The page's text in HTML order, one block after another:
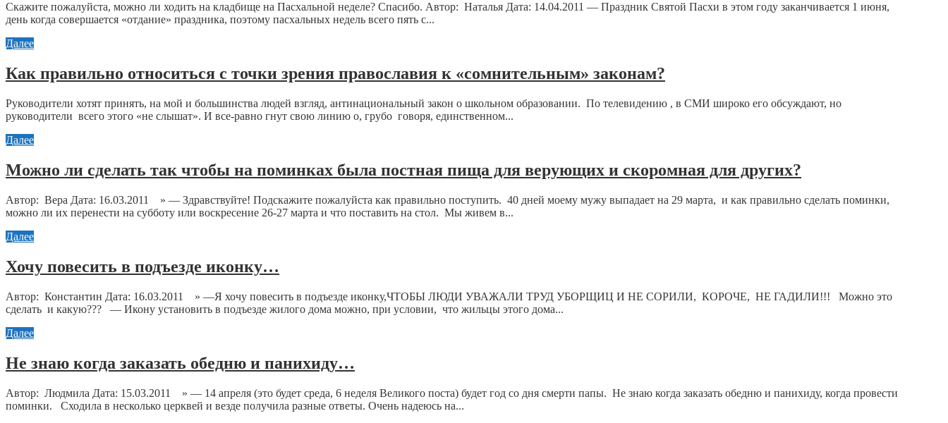
Скажите пожалуйста, можно ли ходить на кладбище на Пасхальной неделе? Спасибо. Автор: Наталья Дата: 14.04.2011 — Праздник Святой Пасхи в этом году заканчивается 1 июня,
день когда совершается «отдание» праздника, поэтому пасхальных недель всего пять с...
Далее
Как правильно относиться с точки зрения православия к «сомнительным» законам?
Руководители хотят принять, на мой и большинства людей взгляд, антинациональный закон о школьном образовании. По телевидению , в СМИ широко его обсуждают, но
руководители всего этого «не слышат». И все-равно гнут свою линию о, грубо говоря, единственном...
Далее
Можно ли сделать так чтобы на поминках была постная пища для верующих и скоромная для других?
Автор: Вера Дата: 16.03.2011 » — Здравствуйте! Подскажите пожалуйста как правильно поступить. 40 дней моему мужу выпадает на 29 марта, и как правильно сделать поминки,
можно ли их перенести на субботу или воскресение 26-27 марта и что поставить на стол. Мы живем в...
Далее
Хочу повесить в подъезде иконку…
Автор: Константин Дата: 16.03.2011 » —Я хочу повесить в подъезде иконку,ЧТОБЫ ЛЮДИ УВАЖАЛИ ТРУД УБОРЩИЦ И НЕ СОРИЛИ, КОРОЧЕ, НЕ ГАДИЛИ!!! Можно это
сделать и какую??? — Икону установить в подъезде жилого дома можно, при условии, что жильцы этого дома...
Далее
Не знаю когда заказать обедню и панихиду…
Автор: Людмила Дата: 15.03.2011 » — 14 апреля (это будет среда, 6 неделя Великого поста) будет год со дня смерти папы. Не знаю когда заказать обедню и панихиду, когда провести
поминки. Сходила в несколько церквей и везде получила разные ответы. Очень надеюсь на...